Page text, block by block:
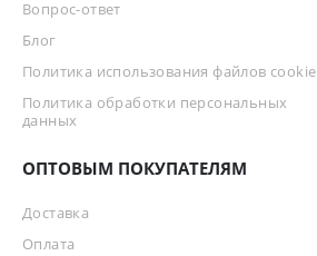
Вопрос-ответ
Блог
Политика использования файлов cookie
Политика обработки персональных
данных
ОПТОВЫМ ПОКУПАТЕЛЯМ
Доставка
Оплата